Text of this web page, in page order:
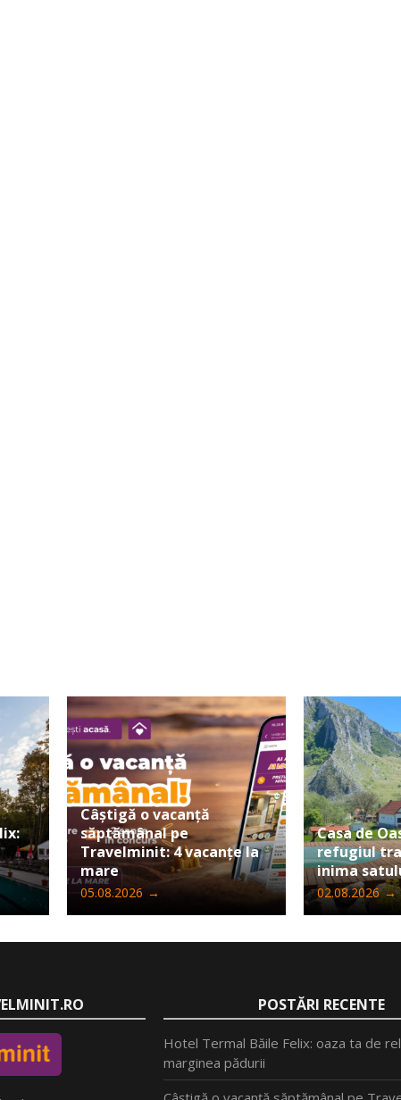
Câștigă o vacanță
săptămânal pe
Travelminit: 4 vacanțe la
mare
05.08.2026 →
Casa de
refugiul
inima
02.08.2026 →
POSTĂRI RECENTE
Hotel Termal Băile Felix: oaza ta de
marginea pădurii